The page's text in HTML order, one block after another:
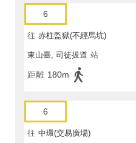
6
往 赤柱監獄(不經馬坑)
東山臺, 司徒拔道 站
距離 180m
6
往 中環(交易廣場)